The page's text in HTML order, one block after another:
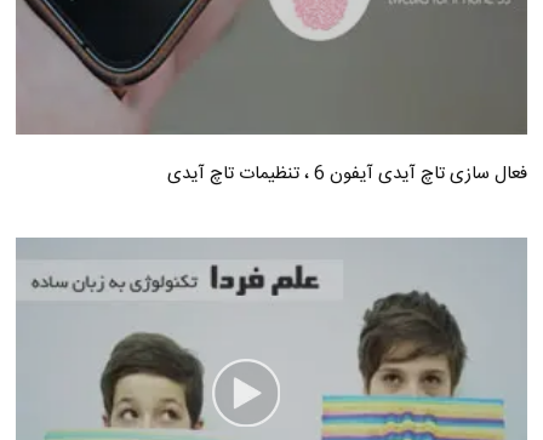
فعال سازی تاچ آیدی آیفون 6 ، تنظیمات تاچ آیدی